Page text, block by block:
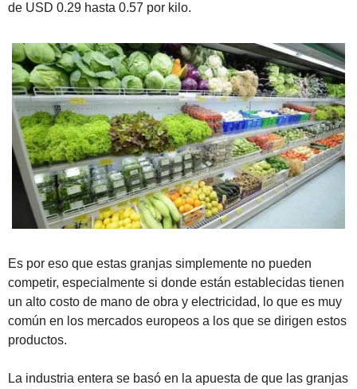
de USD 0.29 hasta 0.57 por kilo.
Es por eso que estas granjas simplemente no pueden
competir, especialmente si donde están establecidas tienen
un alto costo de mano de obra y electricidad, lo que es muy
común en los mercados europeos a los que se dirigen estos
productos.
La industria entera se basó en la apuesta de que las granjas